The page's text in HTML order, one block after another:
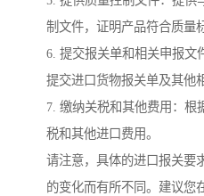
制文件，证明产品符合质量
6. 提交报关单和相关申报文
提交进口货物报关单及其他
7. 缴纳关税和其他费用：根
税和其他进口费用。
请注意，具体的进口报关要
的变化而有所不同。建议您